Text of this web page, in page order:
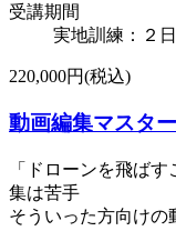
受講期間
実地訓練：２
220,000円(税込)
動画編集マスタ
「ドローンを飛ば
集は苦手
そういった方向けの